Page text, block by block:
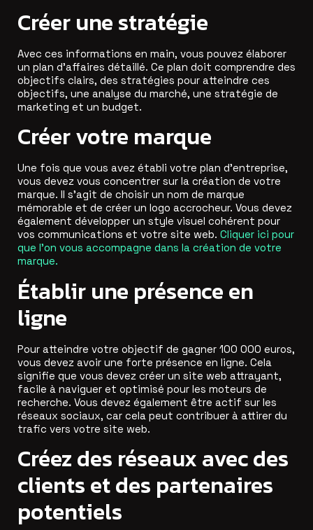
Créer une stratégie
Avec ces informations en main, vous pouvez élaborer
un plan d’affaires détaillé. Ce plan doit comprendre des
objectifs clairs, des stratégies pour atteindre ces
objectifs, une analyse du marché, une stratégie de
marketing et un budget.
Créer votre marque
Une fois que vous avez établi votre plan d’entreprise,
vous devez vous concentrer sur la création de votre
marque. Il s’agit de choisir un nom de marque
mémorable et de créer un logo accrocheur. Vous devez
également développer un style visuel cohérent pour
vos communications et votre site web. Cliquer ici pour
que l’on vous accompagne dans la création de votre
marque.
Établir une présence en
ligne
Pour atteindre votre objectif de gagner 100 000 euros,
vous devez avoir une forte présence en ligne. Cela
signifie que vous devez créer un site web attrayant,
facile à naviguer et optimisé pour les moteurs de
recherche. Vous devez également être actif sur les
réseaux sociaux, car cela peut contribuer à attirer du
trafic vers votre site web.
Créez des réseaux avec des
clients et des partenaires
potentiels